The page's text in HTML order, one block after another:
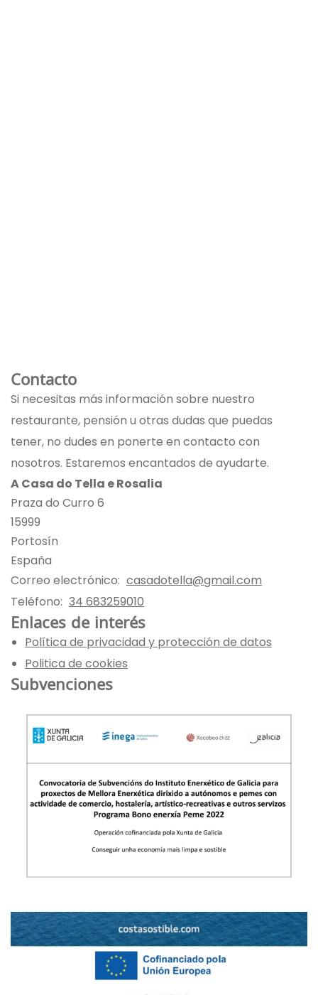
Contacto
Si necesitas más información sobre nuestro
restaurante, pensión u otras dudas que puedas
tener, no dudes en ponerte en contacto con
nosotros. Estaremos encantados de ayudarte.
A Casa do Tella e Rosalia
Praza do Curro 6
15999
Portosín
España
Correo electrónico: casadotella@gmail.com
Teléfono: 34 683259010
Enlaces de interés
Política de privacidad y protección de datos
Politica de cookies
Subvenciones